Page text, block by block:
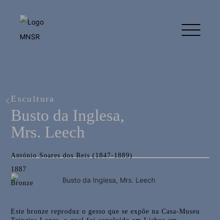
Escultura
Busto da Inglesa,
Mrs. Leech
António Soares dos Reis (1847-1889)
1887
Bronze
Este bronze reproduz o gesso que se expõe na Casa-Museu